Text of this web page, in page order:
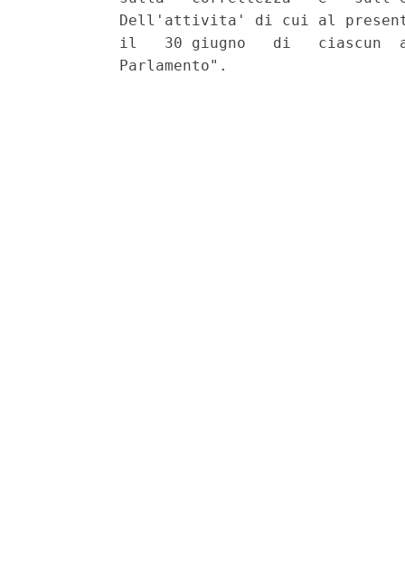
Dell'attivita' di cui al
il   30 giugno   di   ciascun